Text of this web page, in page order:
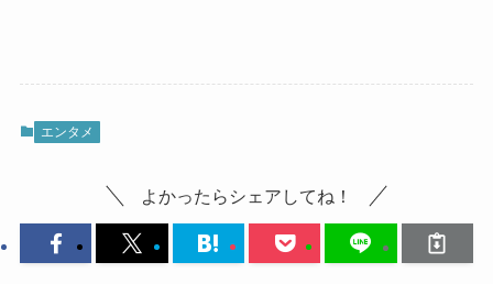
エンタメ
よかったらシェアしてね！